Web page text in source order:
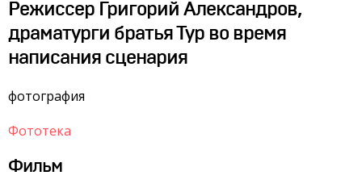
Режиссер Григорий Александров,
драматурги братья Тур во время
написания сценария
фотография
Фототека
Фильм